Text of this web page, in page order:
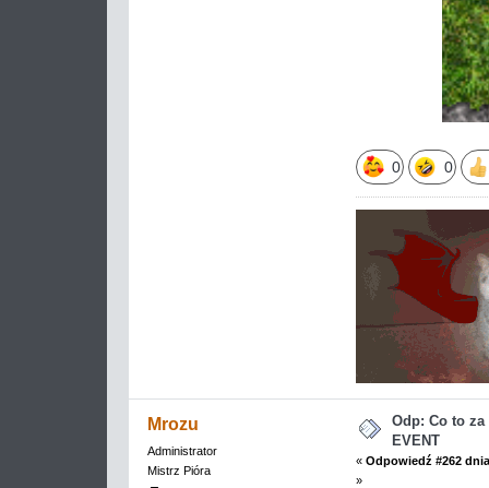
0 0
Mrozu
Administrator
Mistrz Pióra
Odp: Co to za
EVENT
« Odpowiedź #262
»